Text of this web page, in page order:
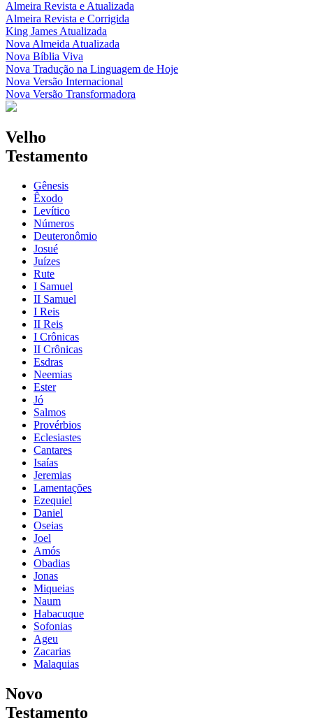
Almeira Revista e Atualizada
Almeira Revista e Corrigida
King James Atualizada
Nova Almeida Atualizada
Nova Bíblia Viva
Nova Tradução na Linguagem de Hoje
Nova Versão Internacional
Nova Versão Transformadora
Velho
Testamento
Gênesis
Êxodo
Levítico
Números
Deuteronômio
Josué
Juízes
Rute
I Samuel
II Samuel
I Reis
II Reis
I Crônicas
II Crônicas
Esdras
Neemias
Ester
Jó
Salmos
Provérbios
Eclesiastes
Cantares
Isaías
Jeremias
Lamentações
Ezequiel
Daniel
Oseias
Joel
Amós
Obadias
Jonas
Miqueias
Naum
Habacuque
Sofonias
Ageu
Zacarias
Malaquias
Novo
Testamento